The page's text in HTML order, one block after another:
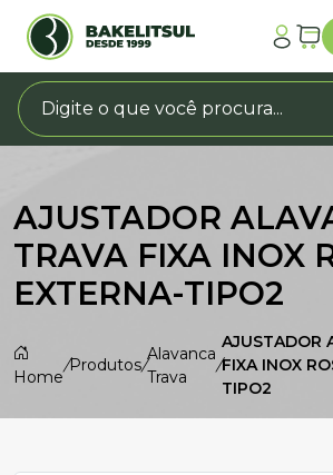
AJUSTADOR
TRAVA FIXA INOX
EXTERNA-TIPO2
Home
/Produtos/
Alavanca
Trava
/
AJUSTADOR
FIXA INOX
TIPO2